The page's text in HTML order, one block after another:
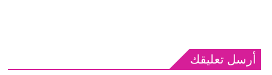
أرسل تعليقك